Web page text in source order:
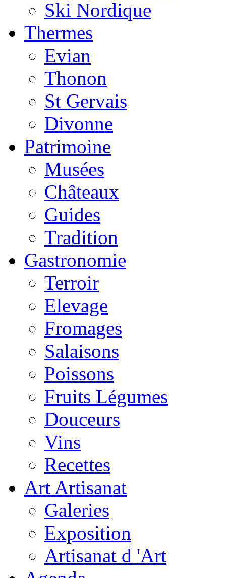
Ski Nordique
Thermes
Evian
Thonon
St Gervais
Divonne
Patrimoine
Musées
Châteaux
Guides
Tradition
Gastronomie
Terroir
Elevage
Fromages
Salaisons
Poissons
Fruits Légumes
Douceurs
Vins
Recettes
Art Artisanat
Galeries
Exposition
Artisanat d 'Art